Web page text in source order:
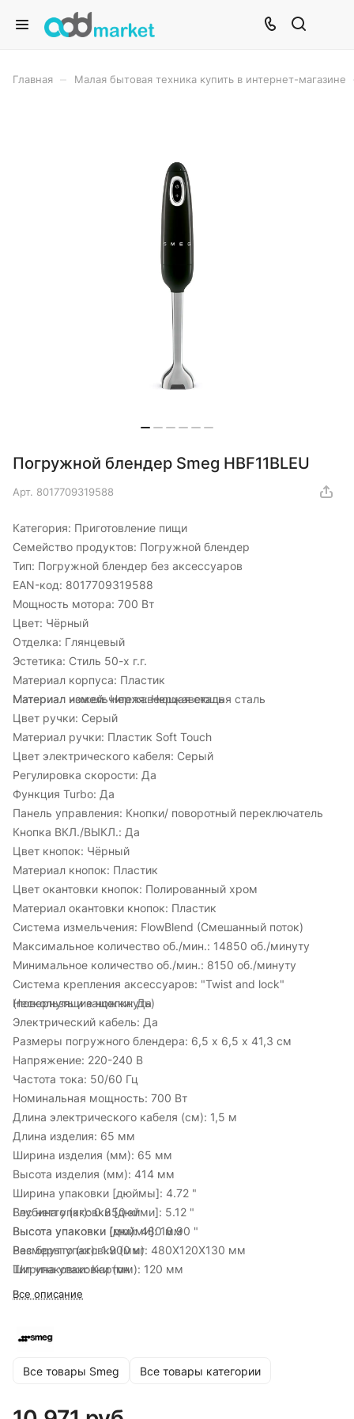
Главная Малая бытовая техника купить в интернет-магазине
Погружной блендер Smeg HBF11BLEU
Арт. 8017709319588
Категория: Приготовление пищи
Семейство продуктов: Погружной блендер
Тип: Погружной блендер без аксессуаров
EAN-код: 8017709319588
Мощность мотора: 700 Вт
Цвет: Чёрный
Отделка: Глянцевый
Эстетика: Стиль 50-х г.г.
Материал корпуса: Пластик
Материал измельчителя: Нержавеющая сталь
Материал ножей: Нержавеющая сталь
Цвет ручки: Серый
Материал ручки: Пластик Soft Touch
Цвет электрического кабеля: Серый
Регулировка скорости: Да
Функция Turbo: Да
Панель управления: Кнопки/ поворотный переключатель
Кнопка ВКЛ./ВЫКЛ.: Да
Цвет кнопок: Чёрный
Материал кнопок: Пластик
Цвет окантовки кнопок: Полированный хром
Материал окантовки кнопок: Пластик
Система измельчения: FlowBlend (Смешанный поток)
Максимальное количество об./мин.: 14850 об./минуту
Минимальное количество об./мин.: 8150 об./минуту
Система крепления аксессуаров: "Twist and lock"
(повернуть и защелкнуть)
Нескользящие ножки: Да
Электрический кабель: Да
Размеры погружного блендера: 6,5 x 6,5 x 41,3 см
Напряжение: 220-240 В
Частота тока: 50/60 Гц
Номинальная мощность: 700 Вт
Длина электрического кабеля (см): 1,5 м
Длина изделия: 65 мм
Ширина изделия (мм): 65 мм
Высота изделия (мм): 414 мм
Ширина упаковки [дюймы]: 4.72 "
Глубина упаковки [дюйми]: 5.12 "
Высота упаковки [дюйми]: 18.90 "
Вес брутто (кг): 1.900 кг
Ширина упаковки (мм): 120 мм
Глубина упаковки (мм):
Вес нетто (кг): 0.850 кг
Высота упаковки (мм): 480 мм
Размеры упаковки (мм): 480X120X130 мм
Тип упаковки: Картон
Вид упаковки - бумага и картон (кг):
Вид упаковки - пластик (кг):
Все описание
Все товары Smeg Все товары категории